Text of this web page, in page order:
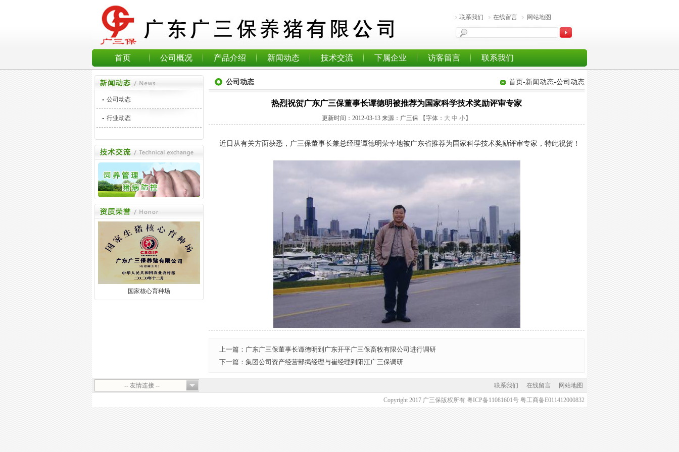
联系我们 在线留言 网站地图
首页 公司概况 产品介绍 新闻动态 技术交流 下属企业 访客留言 联系我们
公司动态
行业动态
国家核心育种场
首页-新闻动态-公司动态
公司动态
热烈祝贺广东广三保董事长谭德明被推荐为国家科学技术奖励评审专家
更新时间： 2012-03-13 来源：广三保 【字体： 大 中 小】
近日从有关方面获悉，广三保董事长兼总经理谭德明荣幸地被广东省推荐为国家科学技术奖励评审专家，特此祝贺！
上一篇：广东广三保董事长谭德明到广东开平广三保畜牧有限公司进行调研
下一篇：集团公司资产经营部揭经理与崔经理到阳江广三保调研
联系我们 在线留言 网站地图
-- 友情连接 --
Copyright 2017 广三保版权所有 粤ICP备11081601号 粤工商备E011412000832